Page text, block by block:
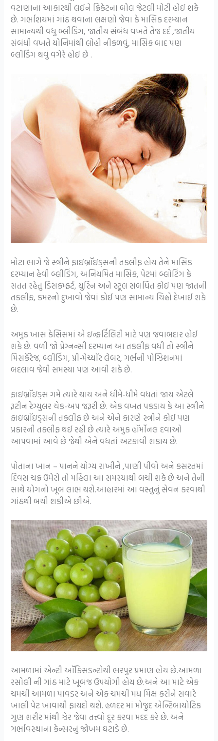
વટાણાના આકારથી લઈને ક્રિકેટના બોલ જેટલી મોટી હોઈ શકે
છે. ગર્ભાશયમાં ગાંઠ થવાના લક્ષણો જેવા કે માસિક દરમ્યાન
સામાન્યથી વધુ બ્લીડિંગ, જાતીય સંબંધ વખતે તેજ દર્દ ,જાતીય
સંબંધી વખતે યોનિમાંથી લોહી નીકળવું, માસિક બાદ પણ
બ્લીડિંગ થવું વગેરે હોઈ છે .
મોટા ભાગે જે સ્ત્રીને ફાઇબ્રૉઇડ્સની તકલીફ હોય તેને માસિક
દરમ્યાન હેવી બ્લીડિંગ, અનિયમિત માસિક, પેટમાં બ્લોટિંગ કે
સતત રહેતું ડિસકમ્ફર્ટ, યુરિન અને સ્ટૂલ સંબંધિત કોઈ પણ જાતની
તકલીફ, કમરનો દુખાવો જેવાં કોઈ પણ સામાન્ય ચિહ્નો દેખાઈ શકે
છે.
અમુક ખાસ કેસિસમાં એ ઇન્ફર્ટિલિટી માટે પણ જવાબદાર હોઈ
શકે છે. વળી જો પ્રેગ્નન્સી દરમ્યાન આ તકલીફ વધી તો સ્ત્રીને
મિસકૅરેજ, બ્લીડિંગ, પ્રી-મેચ્યૉર લેબર, ગર્ભની પોઝિશનમાં
બદલાવ જેવી સમસ્યા પણ આવી શકે છે.
ફાઇબ્રૉઇડ્સ ગમે ત્યારે થાય અને ધીમે-ધીમે વધતાં જાય એટલે
રૂટીન રેગ્યુલર ચેક-અપ જરૂરી છે. એક વખત પકડાય કે આ સ્ત્રીને
ફાઇબ્રૉઇડ્સની તકલીફ છે અને એને કારણે સ્ત્રીને કોઈ પણ
પ્રકારની તકલીફ થઈ રહી છે ત્યારે અમુક હૉર્મોનલ દવાઓ
આપવામાં આવે છે જેથી એને વધતાં અટકાવી શકાય છે.
પોતાના ખાન – પાનને યોગ્ય રાખીને ,પાણી પીવો અને કસરતમાં
દિવસ ચક્ર ઉમેરો તો મહિલા આ સમસ્યાથી બચી શકે છે અને તેની
સાથે યોગનો ખૂબ લાભ થશે.આહારમાં આ વસ્તુનું સેવન કરવાથી
ગાંઠથી બચી શકીએ છીએ.
આમળામાં એન્ટી ઑકિસડન્ટોથી ભરપુર પ્રમાણ હોય છે.આમળા
રસોલી ની ગાંઠ માટે ખૂબજ ઉપયોગી હોય છે.અને આ માટે એક
ચમચી આમળા પાવડર અને એક ચમચી મધ મિક્ષ કરીને સવારે
ખાલી પેટ ખાવાથી ફાયદો થશે. હળદર માં મોજુદ એન્ટિબાયોટિક
ગુણ શરીર માંથી ઝેર જેવા તત્ત્વો દૂર કરવા મદદ કરે છે. અને
ગર્ભાવસ્થાના કેન્સરનું જોખમ ઘટાડે છે.